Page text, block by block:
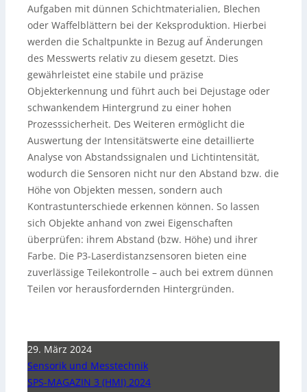
Aufgaben mit dünnen Schichtmaterialien, Blechen
oder Waffelblättern bei der Keksproduktion. Hierbei
werden die Schaltpunkte in Bezug auf Änderungen
des Messwerts relativ zu diesem gesetzt. Dies
gewährleistet eine stabile und präzise
Objekterkennung und führt auch bei Dejustage oder
schwankendem Hintergrund zu einer hohen
Prozesssicherheit. Des Weiteren ermöglicht die
Auswertung der Intensitätswerte eine detaillierte
Analyse von Abstandssignalen und Lichtintensität,
wodurch die Sensoren nicht nur den Abstand bzw. die
Höhe von Objekten messen, sondern auch
Kontrastunterschiede erkennen können. So lassen
sich Objekte anhand von zwei Eigenschaften
überprüfen: ihrem Abstand (bzw. Höhe) und ihrer
Farbe. Die P3-Laserdistanzsensoren bieten eine
zuverlässige Teilekontrolle – auch bei extrem dünnen
Teilen vor herausfordernden Hintergründen.
29. März 2024
Sensorik und Messtechnik
SPS-MAGAZIN 3 (HMI) 2024